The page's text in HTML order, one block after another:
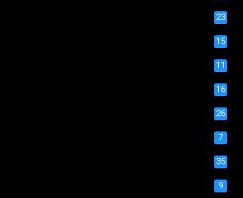
23
15
11
16
26
7
35
9